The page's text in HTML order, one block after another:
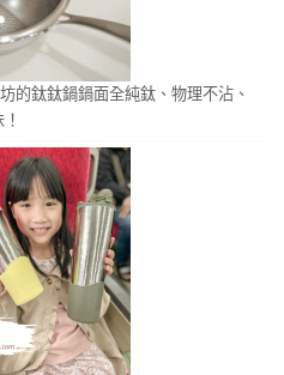
的鈦鈦鍋鍋面全純鈦、物理不沾、